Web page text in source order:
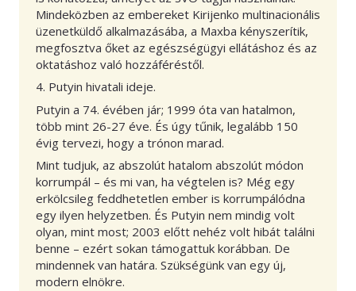
Mindeközben az embereket Kirijenko multinacionális
üzenetküldő alkalmazásába, a Maxba kényszerítik,
megfosztva őket az egészségügyi ellátáshoz és az
oktatáshoz való hozzáféréstől.
4. Putyin hivatali ideje.
Putyin a 74. évében jár; 1999 óta van hatalmon,
több mint 26-27 éve. És úgy tűnik, legalább 150
évig tervezi, hogy a trónon marad.
Mint tudjuk, az abszolút hatalom abszolút módon
korrumpál – és mi van, ha végtelen is? Még egy
erkölcsileg feddhetetlen ember is korrumpálódna
egy ilyen helyzetben. És Putyin nem mindig volt
olyan, mint most; 2003 előtt nehéz volt hibát találni
benne – ezért sokan támogattuk korábban. De
mindennek van határa. Szükségünk van egy új,
modern elnökre.